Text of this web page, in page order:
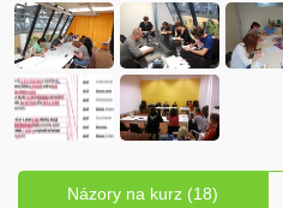
Názory na kurz (18)